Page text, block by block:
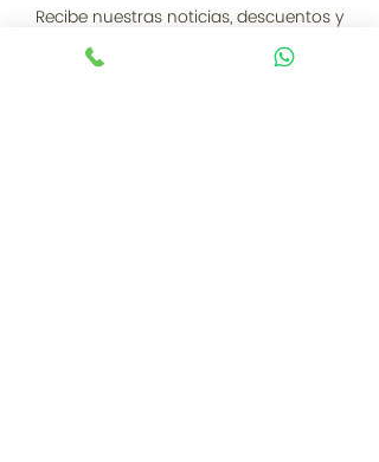
Recibe nuestras noticias, descuentos y